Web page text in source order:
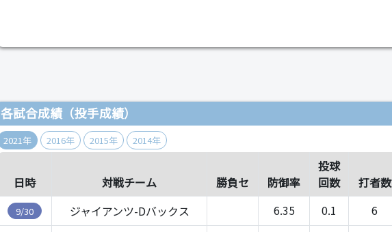
各試合成績（投手成績）
2021年 2016年 2015年 2014年
日時 対戦チーム 勝負セ 防御率
投球
回数
打者数
9/30 ジャイアンツ-Dバックス 6.35 0.1 6